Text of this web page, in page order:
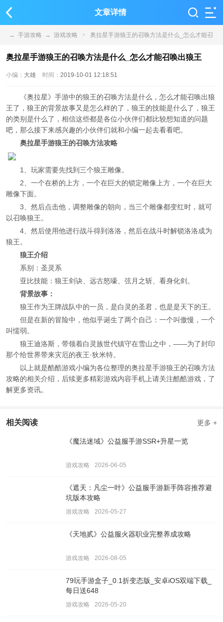
文章详情
→ 手游攻略 → 游戏攻略 > 奥拉星手游狼王的召唤方法是什么_怎么才能召
唤出狼王
奥拉星手游狼王的召唤方法是什么_怎么才能召唤出狼王
小编： 大雄 时间： 2019-10-01 12:18:51
《奥拉星》手游中的狼王的召唤方法是什么，怎么才能召唤出狼
王了，狼王的背景故事又是怎么样的了，狼王的技能是什么了，狼王
的类别是什么了，相信这些都是各位小伙伴们都比较想知道的问题
吧，那么接下来感兴趣的小伙伴们就和小编一起去看看吧。
奥拉星手游狼王的召唤方法攻略
1、玩家需要先找到三个狼王雕像。
2、一个在桥的上方，一个在巨大的锁定雕像上方，一个在巨大
雕像下面。
3、然后点击他，调整雕像的朝向，当三个雕像都变红时，就可
以召唤狼王。
4、然后使用他进行战斗得到洛洛，然后在战斗时解锁洛洛成为
狼王。
狼王介绍
系别：圣灵系
亚比技能：狼王剑诀、远古怒嚎、弦月之斩、看身化剑。
背景故事：
狼王作为王牌战队中的一员，是白灵的圣君，也是是天下的王。
但是在新的冒险中，他似乎诞生了两个自己：一个叫傲慢，一个
叫懦弱。
狼王迪洛斯，带领着白灵族世代镇守在雪山之中，——为了封印
那个给世界带来灾厄的夜王·狄米特。
以上就是酷酷游戏小编为各位整理的奥拉星手游狼王的召唤方法
攻略的相关介绍，后续更多精彩游戏内容手机上请关注酷酷游戏，了
解更多资讯。
相关阅读 更多 +
《魔法迷域》公益服手游SSR+升星一览
游戏攻略 2026-06-05
《遮天：凡尘一叶》公益服手游新手阵容推荐避
坑版本攻略
游戏攻略 2026-05-27
《天地贰》公益服火器职业完整养成攻略
游戏攻略 2026-08-05
79玩手游盒子_0.1折变态版_安卓iOS双端下载_
每日送648
游戏攻略 2026-05-20